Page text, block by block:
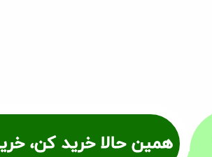
همین حالا خرید کن،